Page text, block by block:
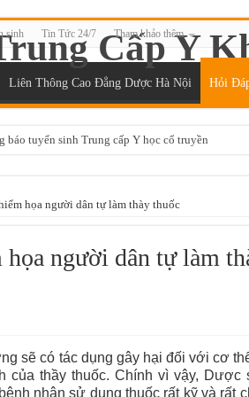
sinh Tin Tức 24/7 Tham khảo thêm
Liên Thông Cao Đẳng Dược Hà Nội Hỏi
báo tuyển sinh Trung cấp Y học cổ truyền
tạo chứng chỉ xoa bóp bấm huyệt không?
chuẩn đầu ra Bộ Y tế
Gòn năm 2020
họa người dân tự làm thày thuốc
người dân tự làm
sẽ có tác dụng gây hại đối với cơ
của thầy thuốc. Chính vì vậy, Dược
nhân sử dụng thuốc rất kỹ và rất